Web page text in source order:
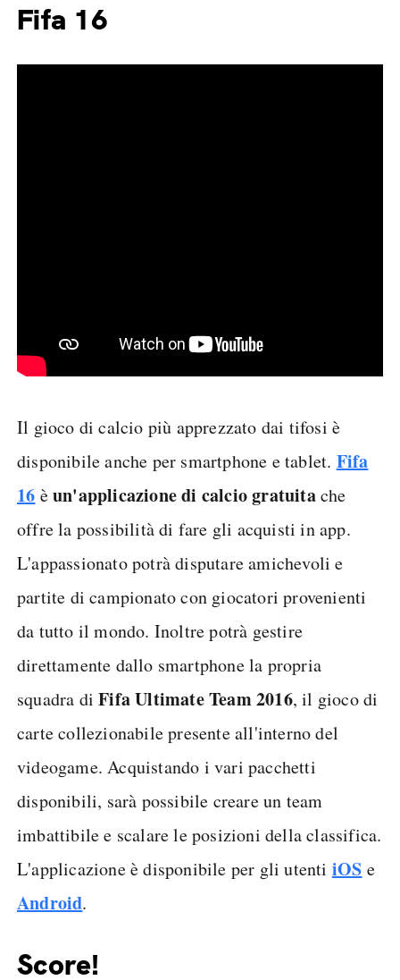
Fifa 16
Il gioco di calcio più apprezzato dai tifosi è
disponibile anche per smartphone e tablet. Fifa
16 èun'applicazione di calcio gratuitache
offre la possibilità di fare gli acquisti in app.
L'appassionato potrà disputare amichevoli e
partite di campionato con giocatori provenienti
da tutto il mondo. Inoltre potrà gestire
direttamente dallo smartphone la propria
squadra diFifa Ultimate Team 2016, il gioco di
carte collezionabile presente all'interno del
videogame. Acquistando i vari pacchetti
disponibili, sarà possibile creare un team
imbattibile e scalare le posizioni della classifica.
L'applicazione è disponibile per gli utenti iOS e
Android.
Score!